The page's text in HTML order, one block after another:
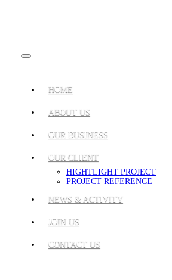
HOME
ABOUT US
OUR BUSINESS
OUR CLIENT
HIGHTLIGHT PROJECT
PROJECT REFERENCE
NEWS & ACTIVITY
JOIN US
CONTACT US